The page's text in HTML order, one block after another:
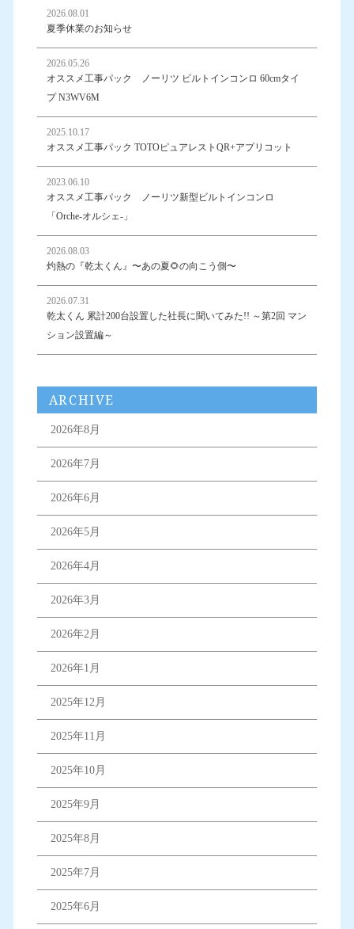
2026.08.01
夏季休業のお知らせ
2026.05.26
オススメ工事パック ノーリツ ビルトインコンロ 60cmタイ
プ N3WV6M
2025.10.17
オススメ工事パック TOTOピュアレストQR+アプリコット
2023.06.10
オススメ工事パック ノーリツ新型ビルトインコンロ
「Orche-オルシェ-」
2026.08.03
灼熱の『乾太くん』〜あの夏🌻の向こう側〜
2026.07.31
乾太くん 累計200台設置した社長に聞いてみた!! ～第2回 マン
ション設置編～
ARCHIVE
2026年8月
2026年7月
2026年6月
2026年5月
2026年4月
2026年3月
2026年2月
2026年1月
2025年12月
2025年11月
2025年10月
2025年9月
2025年8月
2025年7月
2025年6月